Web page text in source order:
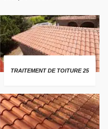
TRAITEMENT DE TOITURE 25